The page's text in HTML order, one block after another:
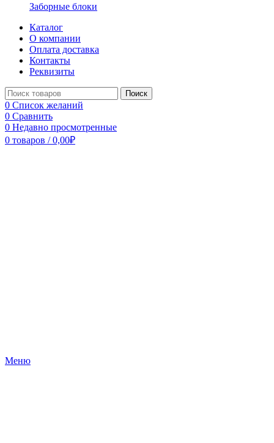
Заборные блоки
Каталог
О компании
Оплата доставка
Контакты
Реквизиты
Поиск
0 Список желаний
0 Сравнить
0 Недавно просмотренные
0 товаров / 0,00₽
Меню